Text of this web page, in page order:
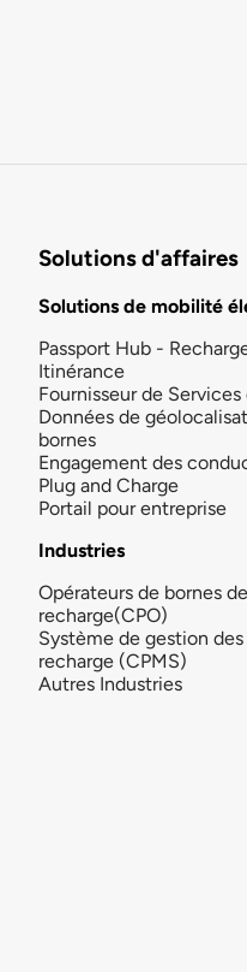
Solutions d'affaires
Solutions de mobilité
Passport Hub -
Itinérance
Fournisseur de
Données de
bornes
Engagement des
Plug and Charge
Portail pour entreprise
Industries
Opérateurs de bornes de
recharge(CPO)
Système de gestion
recharge (CPMS)
Autres Industries